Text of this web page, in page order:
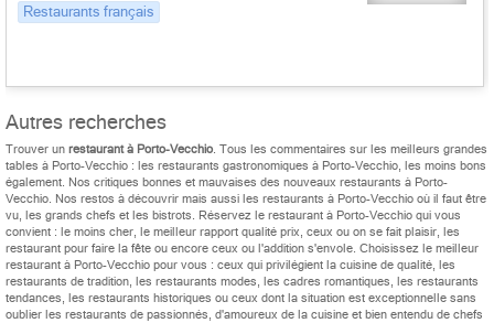
Restaurants français
Autres recherches
Trouver un restaurant à Porto-Vecchio. Tous les commentaires sur les meilleurs grandes
tables à Porto-Vecchio : les restaurants gastronomiques à Porto-Vecchio, les moins bons
également. Nos critiques bonnes et mauvaises des nouveaux restaurants à Porto-
Vecchio. Nos restos à découvrir mais aussi les restaurants à Porto-Vecchio où il faut être
vu, les grands chefs et les bistrots. Réservez le restaurant à Porto-Vecchio qui vous
convient : le moins cher, le meilleur rapport qualité prix, ceux ou on se fait plaisir, les
restaurant pour faire la fête ou encore ceux ou l'addition s'envole. Choisissez le meilleur
restaurant à Porto-Vecchio pour vous : ceux qui privilégient la cuisine de qualité, les
restaurants de tradition, les restaurants modes, les cadres romantiques, les restaurants
tendances, les restaurants historiques ou ceux dont la situation est exceptionnelle sans
oublier les restaurants de passionnés, d'amoureux de la cuisine et bien entendu de chefs